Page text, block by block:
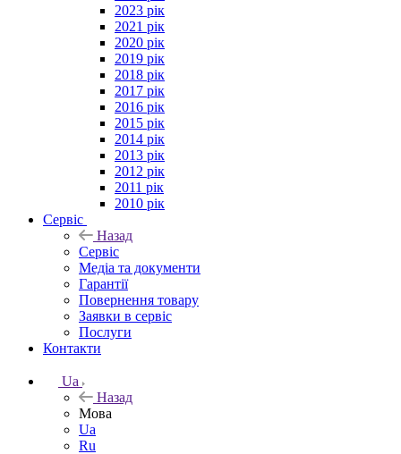
2023 рік
2021 рік
2020 рік
2019 рік
2018 рік
2017 рік
2016 рік
2015 рік
2014 рік
2013 рік
2012 рік
2011 рік
2010 рік
Сервіс
Назад
Сервіс
Медіа та документи
Гарантії
Повернення товару
Заявки в сервіс
Послуги
Контакти
Ua
Назад
Мова
Ua
Ru